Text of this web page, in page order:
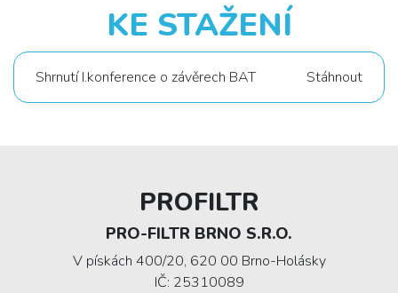
KE STAŽENÍ
Shrnutí I.konference o závěrech BAT Stáhnout
PROFILTR
PRO-FILTR BRNO S.R.O.
V pískách 400/20, 620 00 Brno-Holásky
IČ: 25310089